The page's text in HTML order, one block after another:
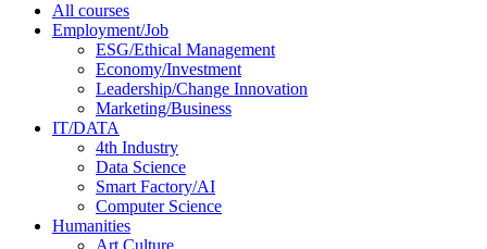
All courses
Employment/Job
ESG/Ethical Management
Economy/Investment
Leadership/Change Innovation
Marketing/Business
IT/DATA
4th Industry
Data Science
Smart Factory/AI
Computer Science
Humanities
Art Culture